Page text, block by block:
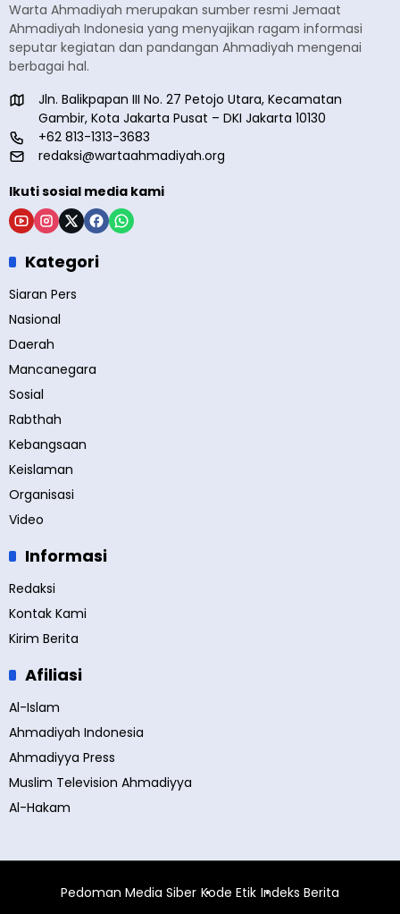
Warta Ahmadiyah merupakan sumber resmi Jemaat
Ahmadiyah Indonesia yang menyajikan ragam informasi
seputar kegiatan dan pandangan Ahmadiyah mengenai
berbagai hal.
Jln. Balikpapan III No. 27 Petojo Utara, Kecamatan
Gambir, Kota Jakarta Pusat – DKI Jakarta 10130
+62 813-1313-3683
redaksi@wartaahmadiyah.org
Ikuti sosial media kami
Kategori
Siaran Pers
Nasional
Daerah
Mancanegara
Sosial
Rabthah
Kebangsaan
Keislaman
Organisasi
Video
Informasi
Redaksi
Kontak Kami
Kirim Berita
Afiliasi
Al-Islam
Ahmadiyah Indonesia
Ahmadiyya Press
Muslim Television Ahmadiyya
Al-Hakam
Pedoman Media Siber Kode Etik Indeks Berita